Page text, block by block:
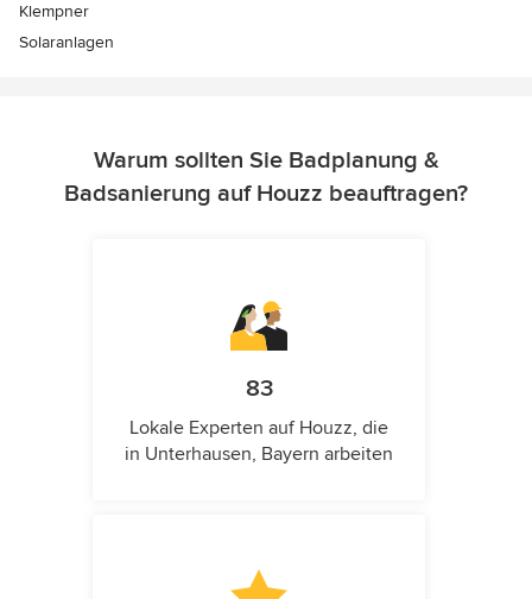
Klempner
Solaranlagen
Warum sollten Sie Badplanung &
Badsanierung auf Houzz beauftragen?
83
Lokale Experten auf Houzz, die
in Unterhausen, Bayern arbeiten